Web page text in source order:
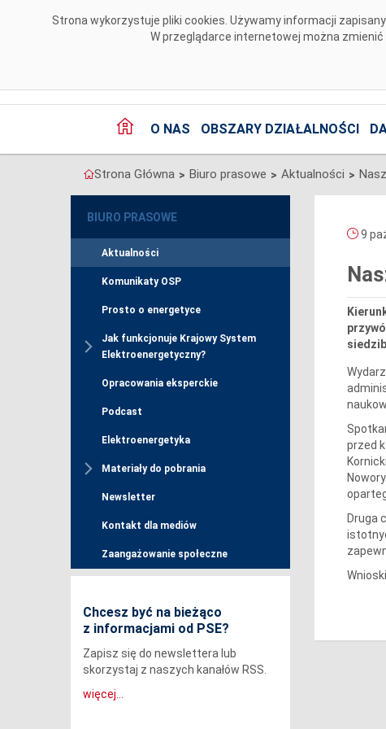
Strona wykorzystuje pliki cookies. Używamy informacji
W przeglądarce internetowej można
O NAS OBSZARY DZIAŁALNOŚCI
Strona Główna > Biuro prasowe > Aktualności >
BIURO PRASOWE
Aktualności
Komunikaty OSP
Prosto o energetyce
Jak funkcjonuje Krajowy System
Elektroenergetyczny?
Opracowania eksperckie
Podcast
Elektroenergetyka
Materiały do pobrania
Newsletter
Kontakt dla mediów
Zaangażowanie społeczne
Chcesz być na bieżąco
z informacjami od PSE?
Zapisz się do newslettera lub
skorzystaj z naszych kanałów RSS.
więcej...
9
przed
Druga